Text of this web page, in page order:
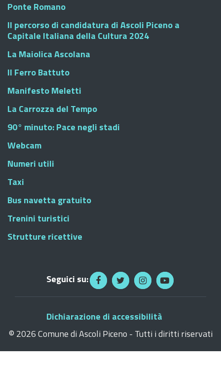
Ponte Romano
Il percorso di candidatura di Ascoli Piceno a
Capitale Italiana della Cultura 2024
La Maiolica Ascolana
Il Ferro Battuto
Manifesto Meletti
La Carrozza del Tempo
90° minuto: Pace negli stadi
Webcam
Numeri utili
Taxi
Bus navetta gratuito
Trenini turistici
Strutture ricettive
Seguici su:
Dichiarazione di accessibilità
© 2026 Comune di Ascoli Piceno - Tutti i diritti riservati